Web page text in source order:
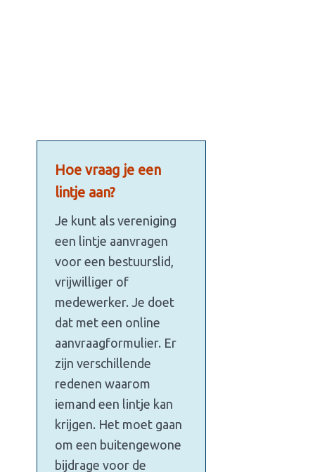
Hoe vraag je een
lintje aan?
Je kunt als vereniging
een lintje aanvragen
voor een bestuurslid,
vrijwilliger of
medewerker. Je doet
dat met een online
aanvraagformulier. Er
zijn verschillende
redenen waarom
iemand een lintje kan
krijgen. Het moet gaan
om een buitengewone
bijdrage voor de